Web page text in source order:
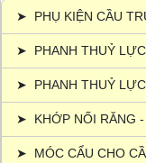
➤ PHỤ KIỆN CẦU
➤ PHANH THUỶ
➤ PHANH THUỶ
➤ KHỚP NỐI RĂNG
➤ MÓC CẨU CHO